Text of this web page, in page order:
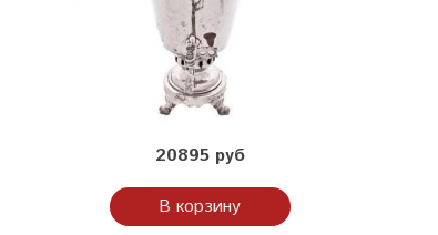
20895 руб
В корзину